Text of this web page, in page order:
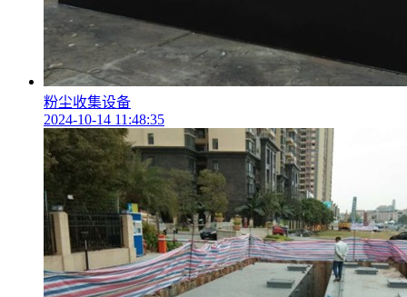
粉尘收集设备
2024-10-14 11:48:35